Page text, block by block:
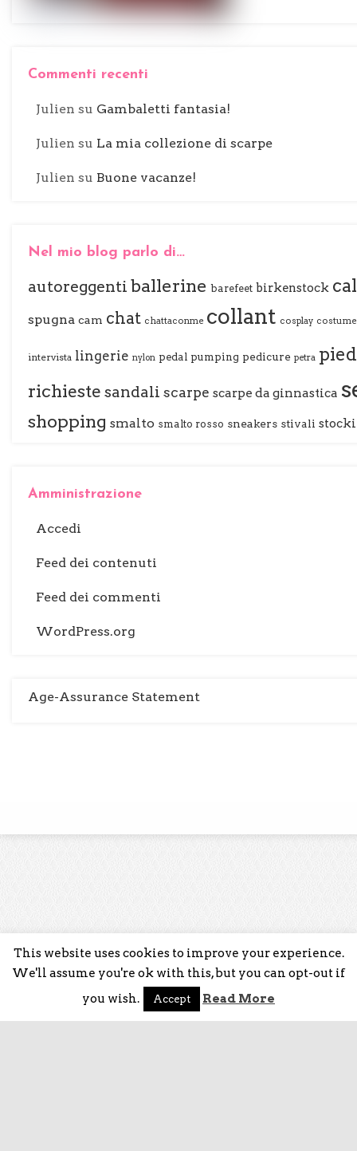
Commenti recenti
Julien su Gambaletti fantasia!
Julien su La mia collezione di scarpe
Julien su Buone vacanze!
Nel mio blog parlo di…
autoreggenti ballerine barefeet birkenstock
spugna cam chat chattaconme collant cosplay costume
intervista lingerie nylon pedal pumping pedicure petra
richieste sandali scarpe scarpe da ginnastica
shopping smalto smalto rosso sneakers stivali
Amministrazione
Accedi
Feed dei contenuti
Feed dei commenti
WordPress.org
Age-Assurance Statement
This website uses cookies to improve your experience.
We'll assume you're ok with this, but you can opt-out if
you wish.
Accept Read More